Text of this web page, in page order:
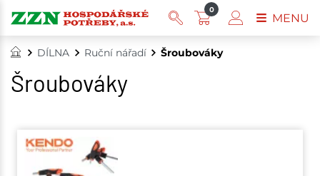
DÍLNA Ruční nářadí Šroubováky
Šroubováky
0
MENU